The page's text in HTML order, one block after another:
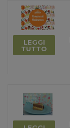
LEGGI
TUTTO